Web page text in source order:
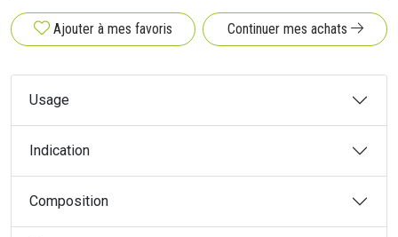
Ajouter à mes favoris Continuer mes achats
Usage
Indication
Composition